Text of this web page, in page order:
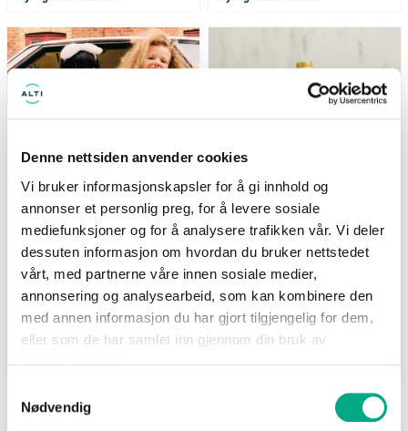
Denne nettsiden anvender cookies
Vi bruker informasjonskapsler for å gi innhold og
annonser et personlig preg, for å levere sosiale
mediefunksjoner og for å analysere trafikken vår. Vi deler
dessuten informasjon om hvordan du bruker nettstedet
vårt, med partnerne våre innen sosiale medier,
annonsering og analysearbeid, som kan kombinere den
med annen informasjon du har gjort tilgjengelig for dem,
eller som de har samlet inn gjennom din bruk av
Nødvendig
Kappahl
Medlemstilbud: 3 for 2 på
barnevarer
(gjelder ikke Newbie) Tilbudet
gjelder i perioden 7.8-17.8
(gjelder ikke Newbie) Tilbudet
gjelder i perioden 7.8-17.8
Life
Supernature MCT-olje
500ml - 25% på hele
serien
Nå: 247 kr Før: 329 kr